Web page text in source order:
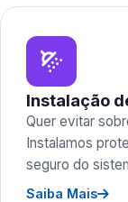
Instalação
Quer evitar
Instalamos
seguro do
Saiba Mais